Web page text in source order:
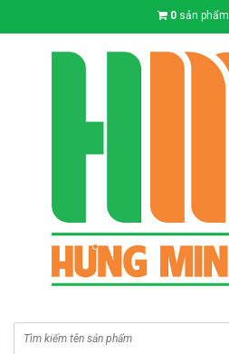
0 sản phẩm